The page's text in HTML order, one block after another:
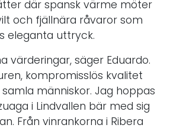
där spansk värme möter
och fjällnära råvaror som
eleganta uttryck.
värderingar, säger Eduardo.
kompromisslös kvalitet
människor. Jag hoppas
i Lindvallen bär med sig
Från vinrankorna i Ribera